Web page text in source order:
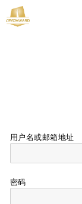
用户名或邮箱地址
密码